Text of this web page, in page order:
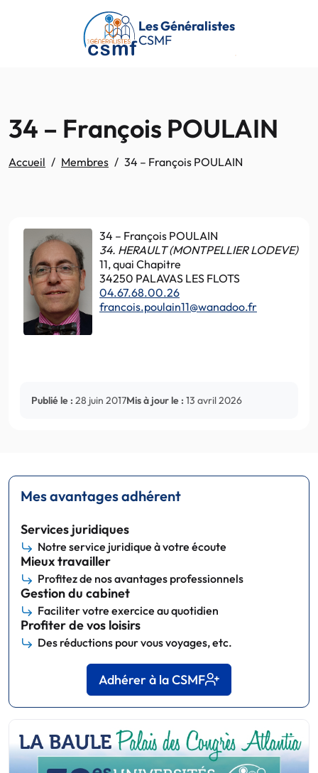
Passer au contenu principal
Les Généralistes
CSMF
34 – François POULAIN
Accueil Membres 34 – François POULAIN
34 – François POULAIN
34. HERAULT (MONTPELLIER LODEVE)
11, quai Chapitre
34250 PALAVAS LES FLOTS
04.67.68.00.26
francois.poulain11@wanadoo.fr
Publié le : 28 juin 2017Mis à jour le : 13 avril 2026
Mes avantages adhérent
Services juridiques
Notre service juridique à votre écoute
Mieux travailler
Profitez de nos avantages professionnels
Gestion du cabinet
Faciliter votre exercice au quotidien
Profiter de vos loisirs
Des réductions pour vous voyages, etc.
Adhérer à la CSMF